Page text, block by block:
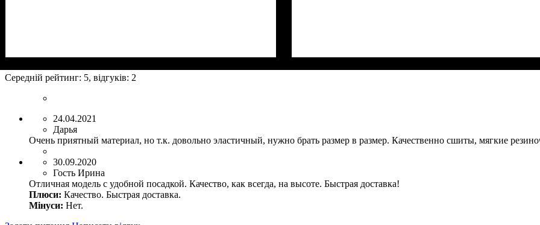
Середній рейтинг: 5, відгуків: 2
24.04.2021
Дарья
Очень приятный материал, но т.к. довольно эластичный, нужно брать размер в размер. Качественно сшиты, мягкие
30.09.2020
Гость Ирина
Отличная модель с удобной посадкой. Качество, как всегда, на высоте. Быстрая доставка!
Плюси: Качество. Быстрая доставка.
Мінуси: Нет.